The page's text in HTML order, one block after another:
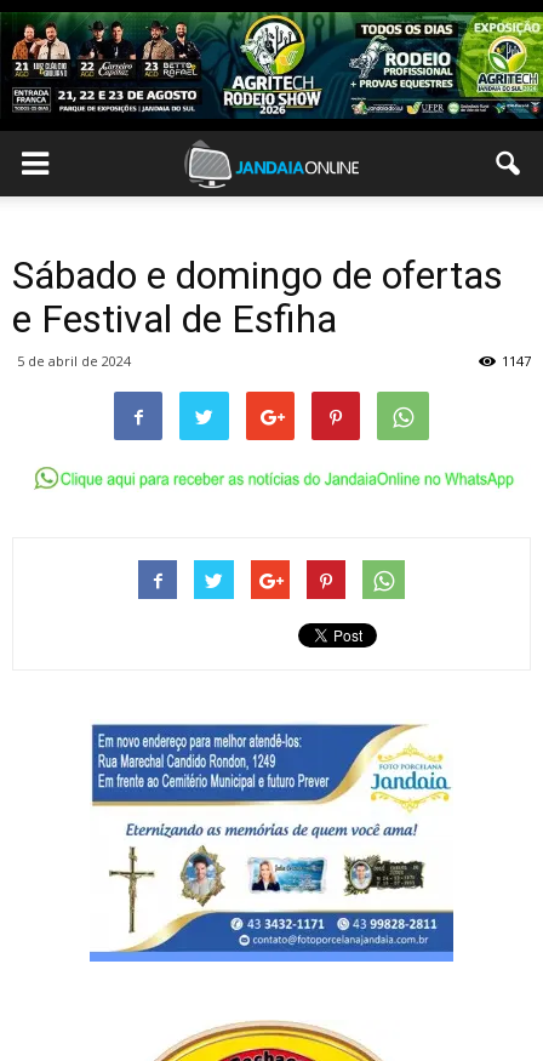
Sábado e domingo de ofertas
e Festival de Esfiha
5 de abril de 2024 1147